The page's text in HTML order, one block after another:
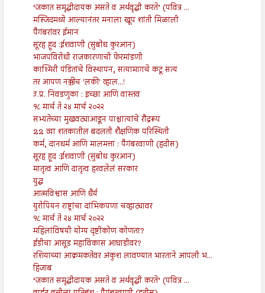
‘जकात समृद्धीदायक असते व अर्थवृद्धी करते’ (पवित्र ...
मस्जिदमध्ये आल्यानंतर मनाला खूप शांती मिळाली
पैगंबरांवर ईमान
सूरह हूद :ईशवाणी (सुबोध कुरआन)
भाजपविरोधी राजकारणाची फेरमांडणी
काश्मिरी पंडितांचे विस्थापन, सत्यामागचे कटू सत्य
तर आपण नक्कीच 'लकी' व्हाल...!
उ.प्र. निवडणुका : इच्छा आणि वास्तव
१८ मार्च ते २४ मार्च २०२२
सभ्यतेच्या मुखवट्याआडून पाश्चात्यांचे रौद्ररूप
22 व्या शतकातील बदलती शैक्षणिक परिस्थिती
कर्म, दानधर्म आणि मालमत्ता : पैगंबरवाणी (हदीस)
सूरह हूद :ईशवाणी (सुबोध कुरआन)
मातृत्व आणि दातृत्व हरवलेलं सरकार
युद्ध
आत्मविश्वास आणि धैर्य
युरोपियन राष्ट्रांचा दांभिकपणा चव्हाट्यावर
१८ मार्च ते २४ मार्च २०२२
महिलांविषयी योग्य दृष्टीकोण कोणता?
ईडीचा आसूड महाविकास आघाडीवर?
रशियाच्या आक्रमकतेवर अंकुश लावण्यात भारताने आपली भ...
हिजाब
‘जकात समृद्धीदायक असते व अर्थवृद्धी करते’ (पवित्र ...